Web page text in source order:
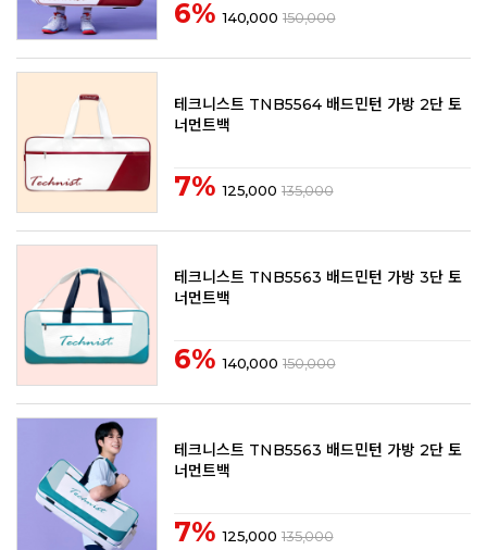
6% 140,000 150,000
테크니스트 TNB5564 배드민턴 가방 2단 토
너먼트백
7% 125,000 135,000
테크니스트 TNB5563 배드민턴 가방 3단 토
너먼트백
6% 140,000 150,000
테크니스트 TNB5563 배드민턴 가방 2단 토
너먼트백
7% 125,000 135,000